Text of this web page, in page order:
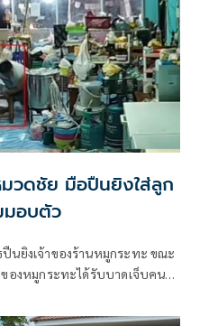
วดชัย มือปืนยิงใส่ลูก
อบตัว
นยิงเจ้าของร้านหมูกระทะ ขณะ
ของหมูกระทะได้รับบาดเจ็บคน
อเหตุได้หลบเข้าไปอยู่ในบ้าน